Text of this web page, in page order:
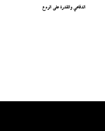
الدفاعي والقدرة على الردع